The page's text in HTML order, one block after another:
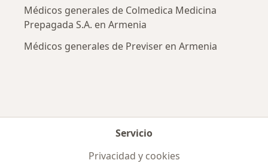
Médicos generales de Colmedica Medicina
Prepagada S.A. en Armenia
Médicos generales de Previser en Armenia
Servicio
Privacidad y cookies